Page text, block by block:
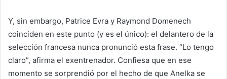
Y, sin embargo, Patrice Evra y Raymond Domenech
coinciden en este punto (y es el único): el delantero de la
selección francesa nunca pronunció esta frase. “Lo tengo
claro”, afirma el exentrenador. Confiesa que en ese
momento se sorprendió por el hecho de que Anelka se